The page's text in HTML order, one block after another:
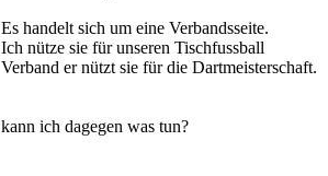
Es handelt sich um eine Verbandsseite.
Ich nütze sie für unseren Tischfussball
Verband er nützt sie für die Dartmeisterschaft.
kann ich dagegen was tun?